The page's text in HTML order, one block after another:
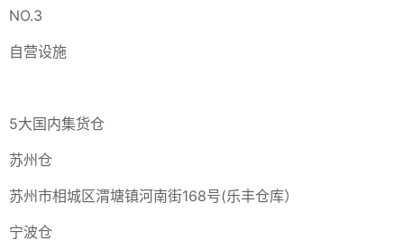
NO.3
自营设施
5大国内集货仓
苏州仓
苏州市相城区渭塘镇河南街168号(乐丰仓库）
宁波仓